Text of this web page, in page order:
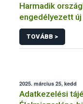
Harmadik
engedélyezett
Unióban
TOVÁBB >
2025. március 25, kedd
Adatkezelési